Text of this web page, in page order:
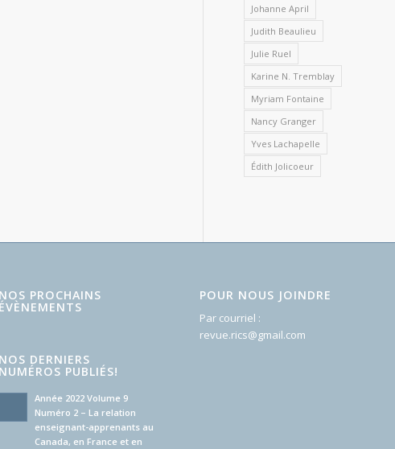
Johanne April
Judith Beaulieu
Julie Ruel
Karine N. Tremblay
Myriam Fontaine
Nancy Granger
Yves Lachapelle
Édith Jolicoeur
NOS PROCHAINS
ÉVÈNEMENTS
NOS DERNIERS
NUMÉROS PUBLIÉS!
Année 2022 Volume 9
Numéro 2 – La relation
enseignant-apprenants au
Canada, en France et en
POUR NOUS JOINDRE
Par courriel :
revue.rics@gmail.com